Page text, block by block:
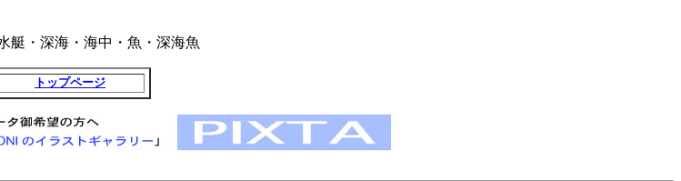
艇・深海・海中・魚・深海魚
トップページ